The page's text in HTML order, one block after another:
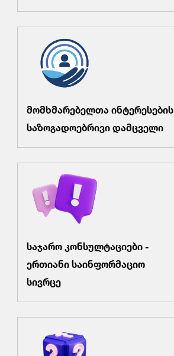
მომხმარებელთა ინტერესების
საზოგადოებრივი დამცველი
საჯარო კონსულტაციები -
ერთიანი საინფორმაციო
სივრცე